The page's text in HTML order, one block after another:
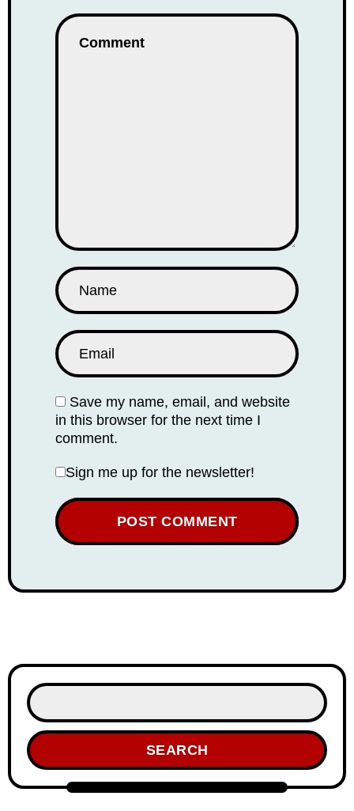
Save my name, email, and website
in this browser for the next time I
comment.
Sign me up for the newsletter!
SEARCH